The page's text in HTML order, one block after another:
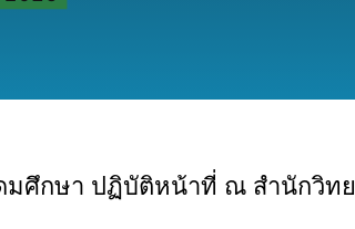
มศึกษา ปฏิบัติหน้าที่ ณ สำนักวิทย